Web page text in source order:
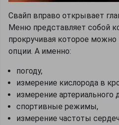
Свайп вправо открывает
Меню представляет собой
прокручивая которое
опции. А именно:
погоду,
измерение кислорода в
измерение артериального
спортивные режимы,
измерение частоты